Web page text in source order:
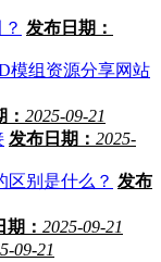
发布日期：
模组资源分享网站
2025-09-21
发布日期： 2025-
别是什么？ 发布
期： 2025-09-21
09-21